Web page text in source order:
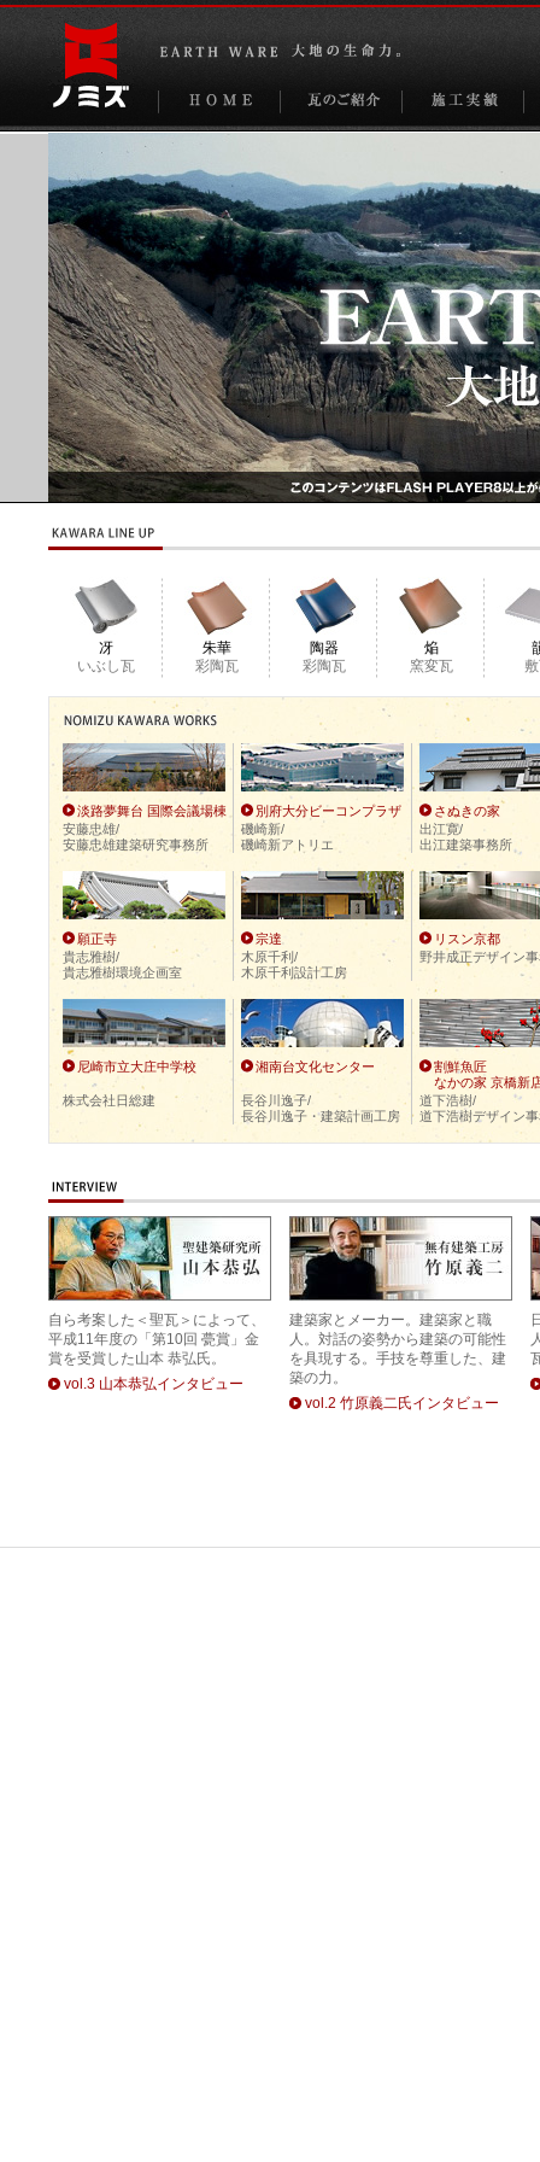
冴
いぶし瓦
朱華
彩陶瓦
陶器
彩陶瓦
焔
窯変瓦
淡路夢舞台 国際会議場棟
安藤忠雄/
安藤忠雄建築研究事務所
別府大分ビーコンプラザ
磯崎新/
磯崎新アトリエ
さぬきの家
出江寛/
出江建築事務所
願正寺
貴志雅樹/
貴志雅樹環境企画室
宗達
木原千利/
木原千利設計工房
リスン京都
野井成正デザイン
尼崎市立大庄中学校
株式会社日総建
湘南台文化センター
長谷川逸子/
長谷川逸子・建築計画工房
割鮮魚匠
なかの家 京橋新
道下浩樹/
道下浩樹デザイン
自ら考案した＜聖瓦＞によって、
平成11年度の「第10回 甍賞」金
賞を受賞した山本 恭弘氏。
vol.3 山本恭弘インタビュー
建築家とメーカー。建築家と職
人。対話の姿勢から建築の可能性
を具現する。手技を尊重した、建
築の力。
vol.2 竹原義二氏インタビュー